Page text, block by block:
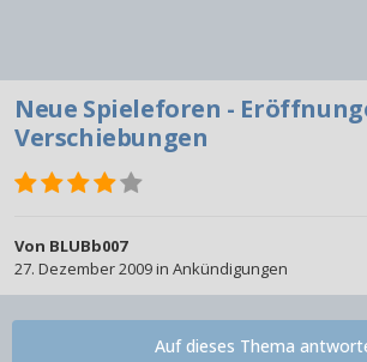
Neue Spieleforen -
Verschiebungen
Von BLUBb007
27. Dezember 2009in Ankündigungen
Auf dieses Thema